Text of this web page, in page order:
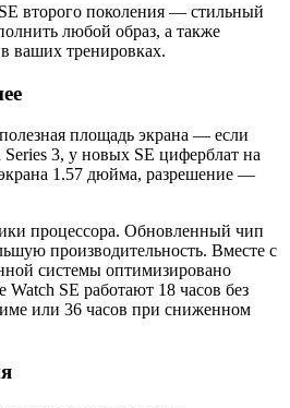
второго поколения — стильный
любой образ, а также
ваших тренировках.
площадь экрана — если
3, у новых SE циферблат на
1.57 дюйма, разрешение —
процессора. Обновленный чип
производительность. Вместе с
системы оптимизировано
Watch SE работают 18 часов без
или 36 часов при сниженном